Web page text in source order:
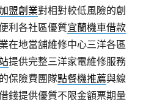
盟創業對相對較低風險的創
利各社區優質宜蘭機車借款
在地當舖維修中心三洋各區
提供完整三洋家電維修服務
保險費團隊點餐機推薦與線
錢提供優質不限金額票期量